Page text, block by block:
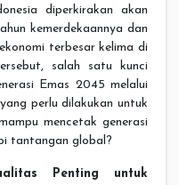
diperkirakan akan
kemerdekaannya dan
terbesar kelima di
salah satu kunci
Emas 2045 melalui
perlu dilakukan untuk
mencetak generasi
tantangan global?
Penting untuk